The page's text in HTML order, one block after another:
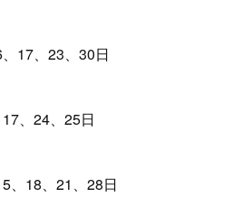
、23、30日
24、25日
、18、21、28日